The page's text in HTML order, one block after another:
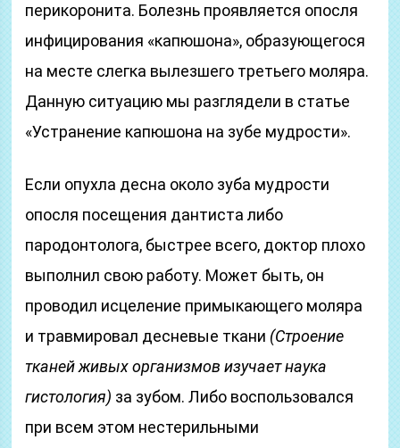
перикоронита. Болезнь проявляется опосля
инфицирования «капюшона», образующегося
на месте слегка вылезшего третьего моляра.
Данную ситуацию мы разглядели в статье
«Устранение капюшона на зубе мудрости».
Если опухла десна около зуба мудрости
опосля посещения дантиста либо
пародонтолога, быстрее всего, доктор плохо
выполнил свою работу. Может быть, он
проводил исцеление примыкающего моляра
и травмировал десневые ткани (Строение
тканей живых организмов изучает наука
гистология) за зубом. Либо воспользовался
при всем этом нестерильными